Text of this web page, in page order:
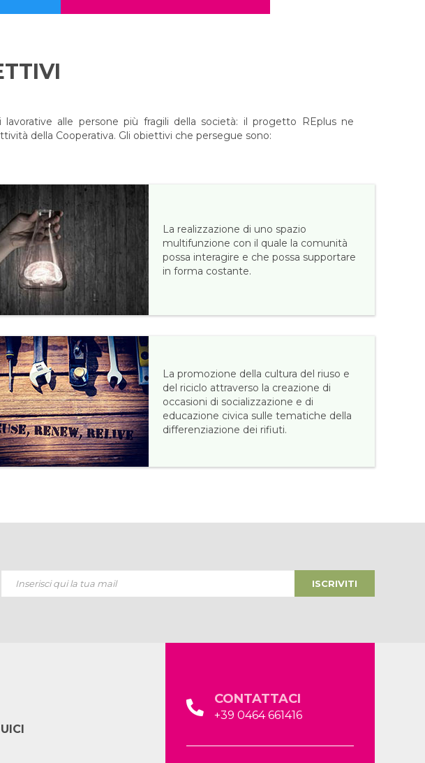
alle persone più fragili della società: il progetto REplus ne
della Cooperativa. Gli obiettivi che persegue sono:
La realizzazione di uno spazio
multifunzione con il quale la comunità
possa interagire e che possa supportare
in forma costante.
La promozione della cultura del riuso e
del riciclo attraverso la creazione di
occasioni di socializzazione e di
educazione civica sulle tematiche della
differenziazione dei rifiuti.
ISCRIVITI
CONTATTACI
+39 0464 661416